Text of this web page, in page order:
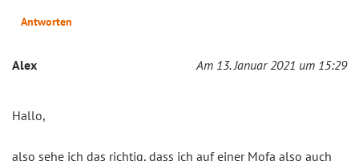
Antworten
Alex Am 13. Januar 2021 um 15:29
Hallo,
also sehe ich das richtig, dass ich auf einer Mofa also auch